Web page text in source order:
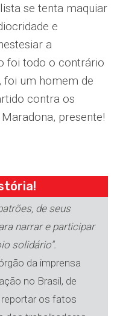
se tenta maquiar
e
a
foi todo o contrário
um homem de
contra os
presente!
de seus
narrar e participar
solidário".
da imprensa
no Brasil, de
os fatos